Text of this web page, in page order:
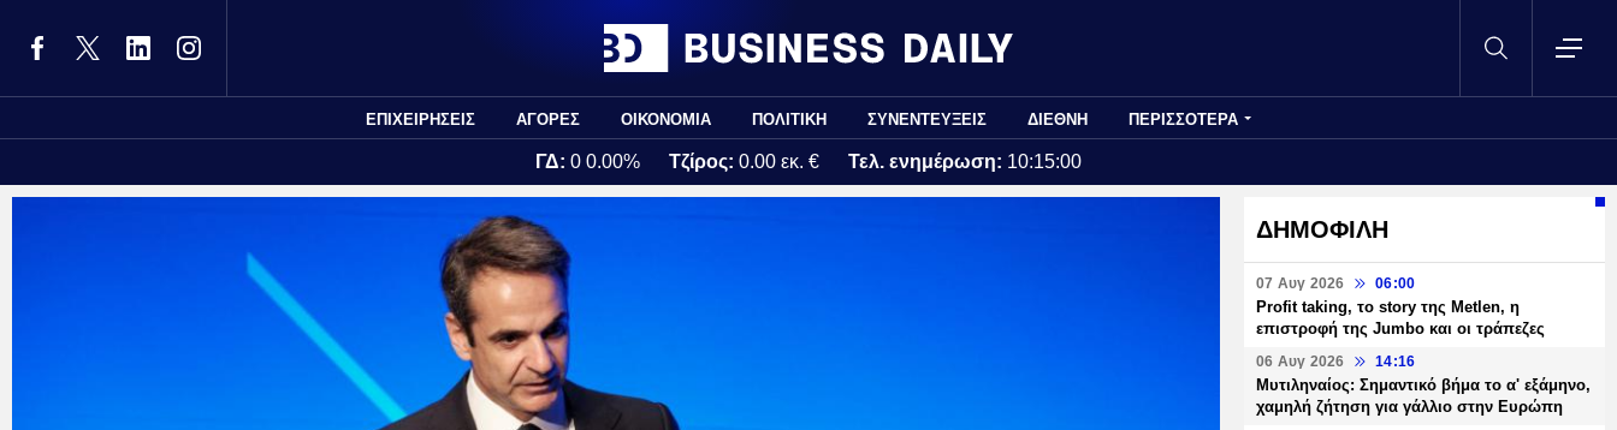
ΕΠΙΧΕΙΡΗΣΕΙΣ ΑΓΟΡΕΣ ΟΙΚΟΝΟΜΙΑ ΠΟΛΙΤΙΚΗ ΣΥΝΕΝΤΕΥΞΕΙΣ ΔΙΕΘΝΗ ΠΕΡΙΣΣΟΤΕΡΑ
ΓΔ: 0 0.00% Τζίρος: 0.00 εκ. € Τελ. ενημέρωση: 10:15:00
ΔΗΜΟΦΙΛΗ
07 Αυγ 2026 06:00
Profit taking, το story της Metlen, η
επιστροφή της Jumbo και οι τράπεζες
06 Αυγ 2026 14:16
Μυτιληναίος: Σημαντικό βήμα το α' εξάμηνο,
χαμηλή ζήτηση για γάλλιο στην Ευρώπη